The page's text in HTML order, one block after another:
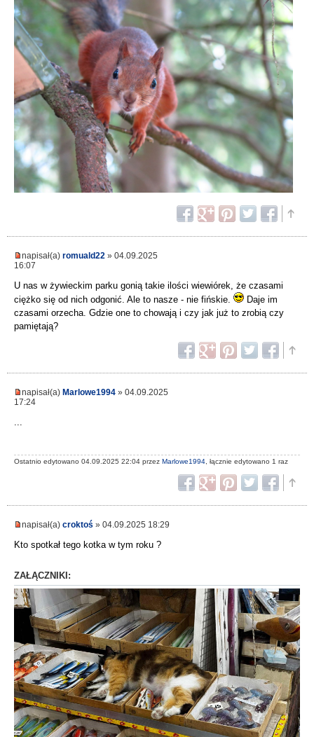
napisał(a) romuald22 » 04.09.2025
16:07
U nas w żywieckim parku gonią takie ilości wiewiórek, że czasami
ciężko się od nich odgonić. Ale to nasze - nie fińskie.
Daje im
czasami orzecha. Gdzie one to chowają i czy jak już to zrobią czy
pamiętają?
napisał(a) Marlowe1994 » 04.09.2025
17:24
...
Ostatnio edytowano 04.09.2025 22:04 przez Marlowe1994 , łącznie edytowano 1 raz
napisał(a) croktoś » 04.09.2025 18:29
Kto spotkał tego kotka w tym roku ?
ZAŁĄCZNIKI: